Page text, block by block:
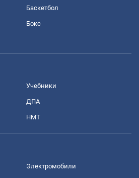
Баскетбол
Бокс
Учебники
ДПА
НМТ
Электромобили